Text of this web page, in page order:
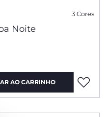
3 Cores
Noite
AO CARRINHO